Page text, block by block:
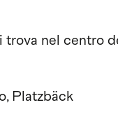
trova nel centro
Platzbäck